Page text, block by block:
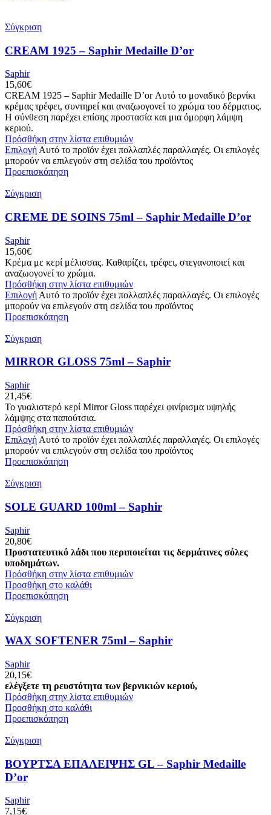
Σύγκριση
CREAM 1925 – Saphir Medaille D’or
Saphir
15,60€
CREAM 1925 – Saphir Medaille D’or Αυτό το μοναδικό βερνίκι
κρέμας τρέφει, συντηρεί και αναζωογονεί το χρώμα του δέρματος.
Η σύνθεση παρέχει επίσης προστασία και μια όμορφη λάμψη
κεριού.
Πρόσθήκη στην λίστα επιθυμιών
Επιλογή Αυτό το προϊόν έχει πολλαπλές παραλλαγές. Οι επιλογές
μπορούν να επιλεγούν στη σελίδα του προϊόντος
Προεπισκόπηση
Σύγκριση
CREME DE SOINS 75ml – Saphir Medaille D’or
Saphir
15,60€
Κρέμα με κερί μέλισσας. Καθαρίζει, τρέφει, στεγανοποιεί και
αναζωογονεί το χρώμα.
Πρόσθήκη στην λίστα επιθυμιών
Επιλογή Αυτό το προϊόν έχει πολλαπλές παραλλαγές. Οι επιλογές
μπορούν να επιλεγούν στη σελίδα του προϊόντος
Προεπισκόπηση
Σύγκριση
MIRROR GLOSS 75ml – Saphir
Saphir
21,45€
Το γυαλιστερό κερί Mirror Gloss παρέχει φινίρισμα υψηλής
λάμψης στα παπούτσια.
Πρόσθήκη στην λίστα επιθυμιών
Επιλογή Αυτό το προϊόν έχει πολλαπλές παραλλαγές. Οι επιλογές
μπορούν να επιλεγούν στη σελίδα του προϊόντος
Προεπισκόπηση
Σύγκριση
SOLE GUARD 100ml – Saphir
Saphir
20,80€
Προστατευτικό λάδι που περιποιείται τις δερμάτινες σόλες
υποδημάτων.
Πρόσθήκη στην λίστα επιθυμιών
Προσθήκη στο καλάθι
Προεπισκόπηση
Σύγκριση
WAX SOFTENER 75ml – Saphir
Saphir
20,15€
ελέγξετε τη ρευστότητα των βερνικιών κεριού,
Πρόσθήκη στην λίστα επιθυμιών
Προσθήκη στο καλάθι
Προεπισκόπηση
Σύγκριση
ΒΟΥΡΤΣΑ ΕΠΑΛΕΙΨΗΣ GL – Saphir Medaille
D’or
Saphir
7,15€